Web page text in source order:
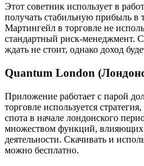
Этот советник использует в
получать стабильную прибыль в
Мартингейл в торговле не
стандартный риск-менеджмент.
ждать не стоит, однако доход
Quantum London
Приложение работает с парой
торговле используется
спота в начале лондонского
множеством функций, влияющих
деятельности. Скачивать и
можно бесплатно.